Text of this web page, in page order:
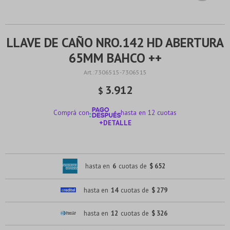
LLAVE DE CAÑO NRO.142 HD ABERTURA
65MM BAHCO ++
7306515-7306515
$ 3.912
Comprá con
hasta en 12 cuotas
+DETALLE
hasta en 6 cuotas de $ 652
hasta en 14 cuotas de $ 279
hasta en 12 cuotas de $ 326